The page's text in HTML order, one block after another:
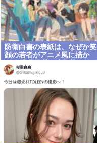
防衛白書の表紙は、なぜか笑
顔の若者がアニメ風に描か
れ… 安保政策の大転換とのチ
グハグ感に戸惑いの声